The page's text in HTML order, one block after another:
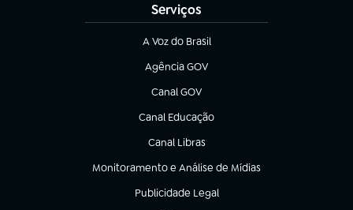
Serviços
A Voz do Brasil
(abre em nova aba)
Agência GOV
(abre em nova aba)
Canal GOV
(abre em nova aba)
Canal Educação
(abre em nova aba)
Canal Libras
(abre em nova aba)
Monitoramento e Análise de Mídias
(abre em nova aba)
Publicidade Legal
(abre em nova aba)